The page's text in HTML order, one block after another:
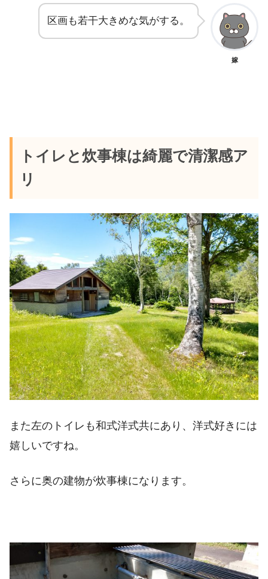
区画も若干大きめな気がする。
嫁
トイレと炊事棟は綺麗で清潔感ア
リ
また左のトイレも和式洋式共にあり、洋式好きには
嬉しいですね。
さらに奥の建物が炊事棟になります。